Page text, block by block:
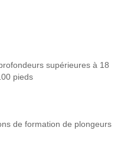
supérieures à 18
pieds
de formation de plongeurs